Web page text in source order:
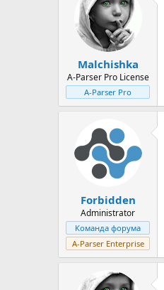
Malchishka
A-Parser Pro License
A-Parser Pro
Forbidden
Administrator
Команда форума
A-Parser Enterprise